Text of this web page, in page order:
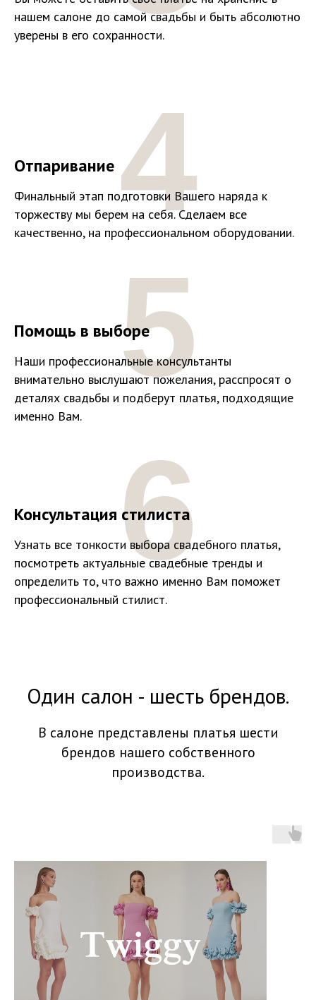
нашем салоне до самой свадьбы и быть абсолютно
уверены в его сохранности.
Отпаривание
Финальный этап подготовки Вашего наряда к
торжеству мы берем на себя. Сделаем все
качественно, на профессиональном оборудовании.
4
Помощь в выборе
Наши профессиональные консультанты
внимательно выслушают пожелания, расспросят о
деталях свадьбы и подберут платья, подходящие
именно Вам.
5
Консультация стилиста
Узнать все тонкости выбора свадебного платья,
посмотреть актуальные свадебные тренды и
определить то, что важно именно Вам поможет
профессиональный стилист.
6
Один салон - шесть брендов.
В салоне представлены платья шести
брендов нашего собственного
производства.